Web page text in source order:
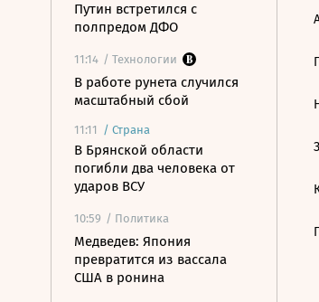
Путин встретился с
полпредом ДФО
11:14 / Технологии
В работе рунета случился
масштабный сбой
11:11 / Страна
В Брянской области
погибли два человека от
ударов ВСУ
10:59 / Политика
Медведев: Япония
превратится из вассала
США в ронина